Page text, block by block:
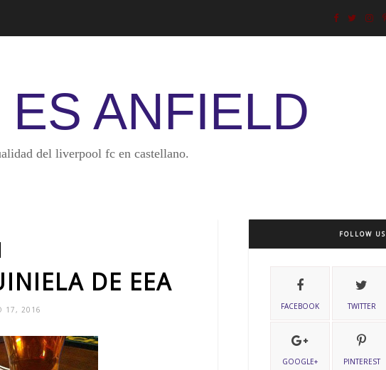
ES ANFIELD
del liverpool fc en castellano.
DE EEA
17, 2016
FOLLOW US
FACEBOOK TWITTER
GOOGLE+ PINTEREST